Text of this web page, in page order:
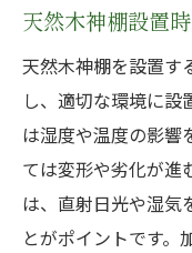
天然木神棚設置
天然木神棚を設置す
し、適切な環境に設
は湿度や温度の影響
ては変形や劣化が進
は、直射日光や湿気
とがポイントです。